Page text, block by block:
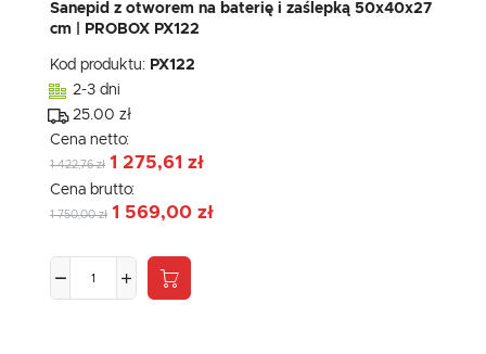
Sanepid z otworem na baterię i zaślepką 50x40x27
cm | PROBOX PX122
Kod produktu: PX122
2-3 dni
25.00 zł
Cena netto:
1 422,76 zł 1 275,61 zł
Cena brutto:
1 750,00 zł 1 569,00 zł